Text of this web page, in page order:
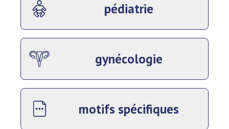
pédiatrie
gynécologie
motifs spécifiques